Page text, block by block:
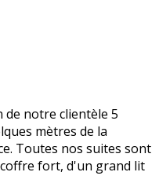
notre clientèle 5
mètres de la
Toutes nos suites sont
fort, d'un grand lit